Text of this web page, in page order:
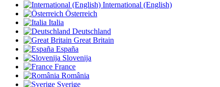
International (English)
Österreich
Italia
Deutschland
Great Britain
España
Slovenija
France
România
Sverige